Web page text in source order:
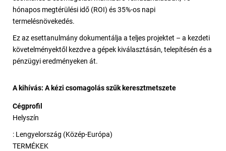
hónapos megtérülési idő (ROI) és 35%-os napi
termelésnövekedés.
Ez az esettanulmány dokumentálja a teljes projektet – a kezdeti
követelményektől kezdve a gépek kiválasztásán, telepítésén és a
pénzügyi eredményeken át.
A kihívás: A kézi csomagolás szűk keresztmetszete
Cégprofil
Helyszín
: Lengyelország (Közép-Európa)
TERMÉKEK